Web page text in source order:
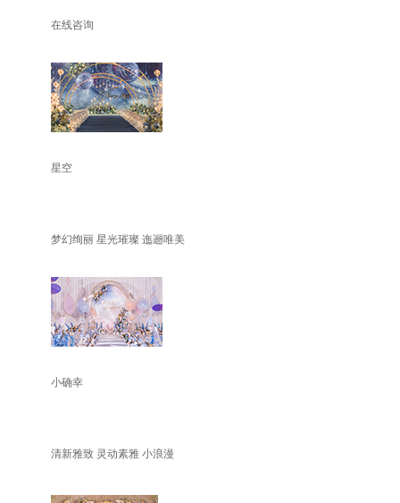
在线咨询
星空
梦幻绚丽 星光璀璨 迤逦唯美
小确幸
清新雅致 灵动素雅 小浪漫